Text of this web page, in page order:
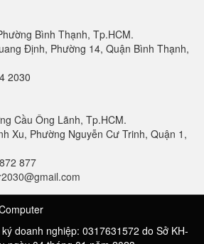
Bình Thạnh, Tp.HCM.
Định, Phường 14, Quận Bình Thạnh,
2030
Cầu Ông Lãnh, Tp.HCM.
Xu, Phường Nguyễn Cư Trinh, Quận 1,
877
doanh nghiệp: 0317631572 do Sở KH-